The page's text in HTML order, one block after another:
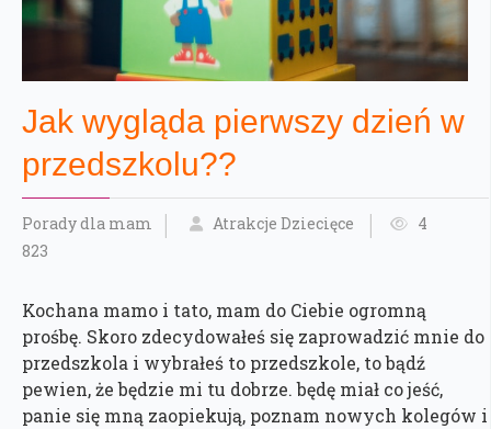
Jak wygląda pierwszy dzień w
przedszkolu??
Porady dla mam Atrakcje Dziecięce
4
823
Kochana mamo i tato, mam do Ciebie ogromną
prośbę. Skoro zdecydowałeś się zaprowadzić mnie do
przedszkola i wybrałeś to przedszkole, to bądź
pewien, że będzie mi tu dobrze. będę miał co jeść,
panie się mną zaopiekują, poznam nowych kolegów i